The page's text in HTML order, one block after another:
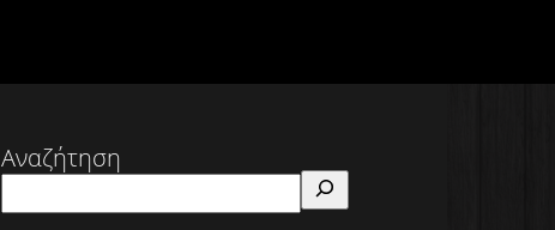
Αναζήτηση